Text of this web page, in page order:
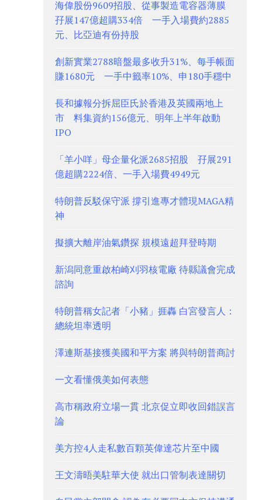
海偉股份9609招股、從事製造電容器薄膜
孖展147億超購334倍 一手入場費約2885
元、比亞迪有份持股
創新實業2788暗盤最多收升31%、每手帳面
賺1680元 一手中籤率10%、申180手穩中
長和據報分拆屈臣氏於香港及英國兩地上
市 料集資約156億元、明年上半年啟動
IPO
「羊小咩」母企量化派2685招股 孖展291
億超購2224倍、一手入場費4949元
特朗普反駁保守派 撐引進專才體現MAGA精
神
擬擴大離岸油氣鑽探 規模遠超拜登時期
新潟同意重啟柏崎刈羽核電廠 待縣議會完成
諮詢
特朗普稱女記者「小豬」捱轟 白宮發言人：
總統坦率透明
澤連斯基接獲美國和平方案 將與特朗普商討
一文看懂俄美如何表態
高市稱政府立場一貫 北京促立即收回錯誤言
論
美方控4人走私數百顆英偉達芯片至中國
王文濤晤美駐華大使 就出口管制表達關切